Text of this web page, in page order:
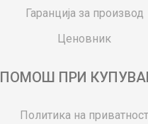
Гаранција за производ
Ценовник
ПОМОШ ПРИ
Политика на приватност